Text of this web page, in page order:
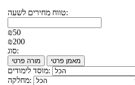
טווח מחירים לשעה:
₪50
₪200
סוג:
מורה פרטי מאמן פרטי
מוסד לימודים:
מחלקה: